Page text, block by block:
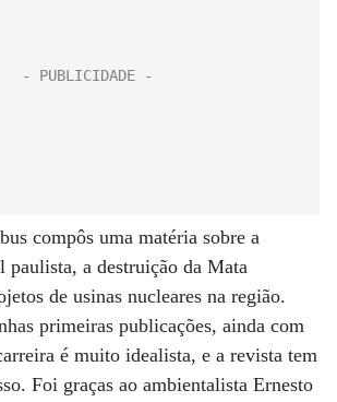
compôs uma matéria sobre a
paulista, a destruição da Mata
de usinas nucleares na região.
primeiras publicações, ainda com
é muito idea­lista, e a revista tem
Foi graças ao ambientalista Ernesto